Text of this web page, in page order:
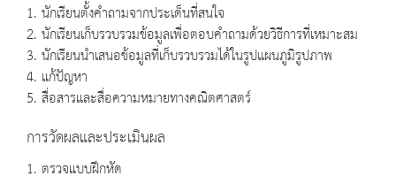
1. นักเรียนตั้งคำถามจากประเด็นที่สนใจ
2. นักเรียนเก็บรวบรวมข้อมูลเพื่อตอบคำถามด้วยวิธีการที่เหมาะสม
3. นักเรียนนำเสนอข้อมูลที่เก็บรวบรวมได้ในรูปแผนภูมิรูปภาพ
4. แก้ปัญหา
5. สื่อสารและสื่อความหมายทางคณิตศาสตร์
การวัดผลและประเมินผล
1. ตรวจแบบฝึกหัด